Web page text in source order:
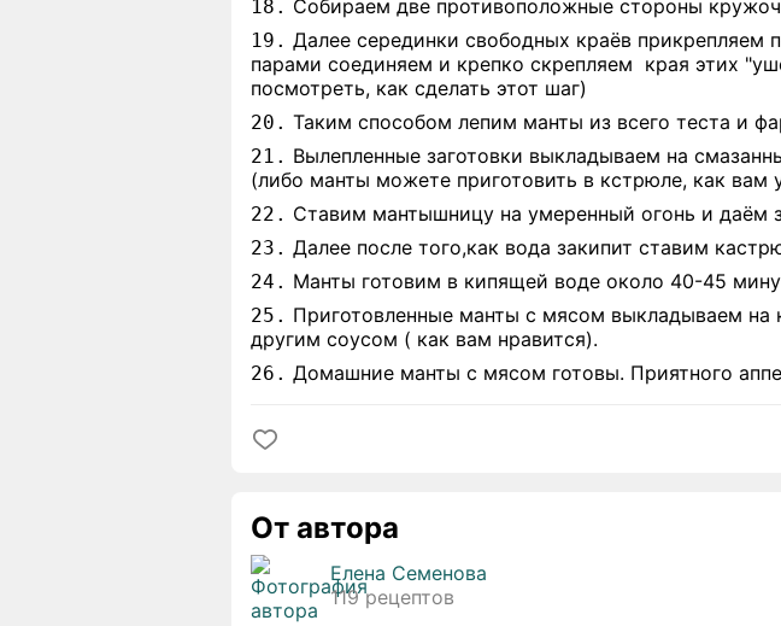
18. Собираем две противоположные стороны
19. Далее серединки свободных краёв прикрепляем
парами соединяем и крепко скрепляем края этих
посмотреть, как сделать этот шаг)
20. Таким способом лепим манты из всего теста и
21. Вылепленные заготовки выкладываем на
(либо манты можете приготовить в кстрюле, как вам
22. Ставим мантышницу на умеренный огонь и даём
23. Далее после того,как вода закипит ставим
24. Манты готовим в кипящей воде около 40-45
25. Приготовленные манты с мясом выкладываем
другим соусом ( как вам нравится).
26. Домашние манты с мясом готовы. Приятного
От автора
Елена Семенова
119 рецептов